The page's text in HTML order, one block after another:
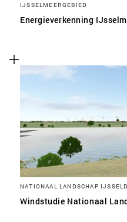
IJSSELMEERGEBIED
Energieverkenning
NATIONAAL LANDSCHAP
Windstudie Nationaal